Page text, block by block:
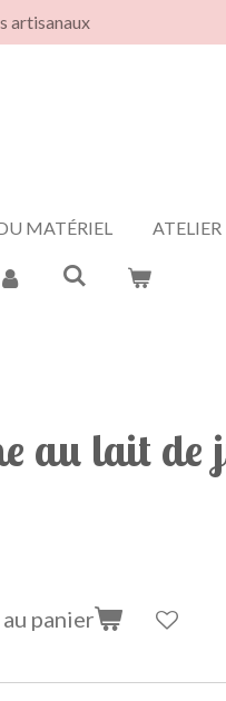
artisanaux
MATÉRIEL ATELIER
au lait de
panier